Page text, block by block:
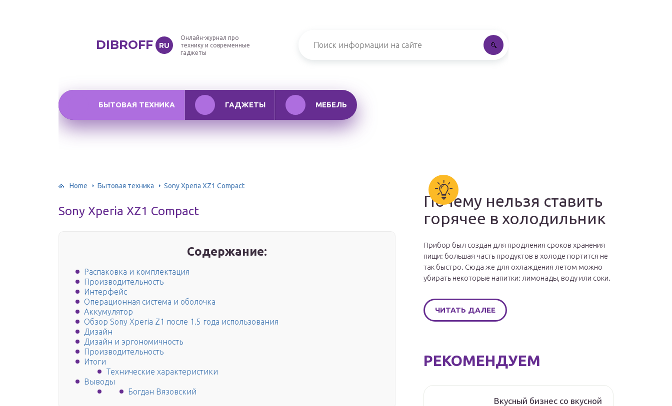
DIBROFF RU
Онлайн-журнал про
технику и современные
гаджеты
БЫТОВАЯ ТЕХНИКА ГАДЖЕТЫ МЕБЕЛЬ
Home Бытовая техника Sony Xperia XZ1 Compact
Sony Xperia XZ1 Compact
Содержание:
Распаковка и комплектация
Производительность
Интерфейс
Операционная система и оболочка
Аккумулятор
Обзор Sony Xperia Z1 после 1.5 года использования
Дизайн
Дизайн и эргономичность
Производительность
Итоги
Технические характеристики
Выводы
Богдан Вязовский
Почему нельзя ставить
горячее в холодильник
Прибор был создан для продления сроков хранения
пищи: большая часть продуктов в холоде портится не
так быстро. Сюда же для охлаждения летом можно
убирать некоторые напитки: лимонады, воду или соки.
ЧИТАТЬ ДАЛЕЕ
РЕКОМЕНДУЕМ
Вкусный бизнес со вкусной